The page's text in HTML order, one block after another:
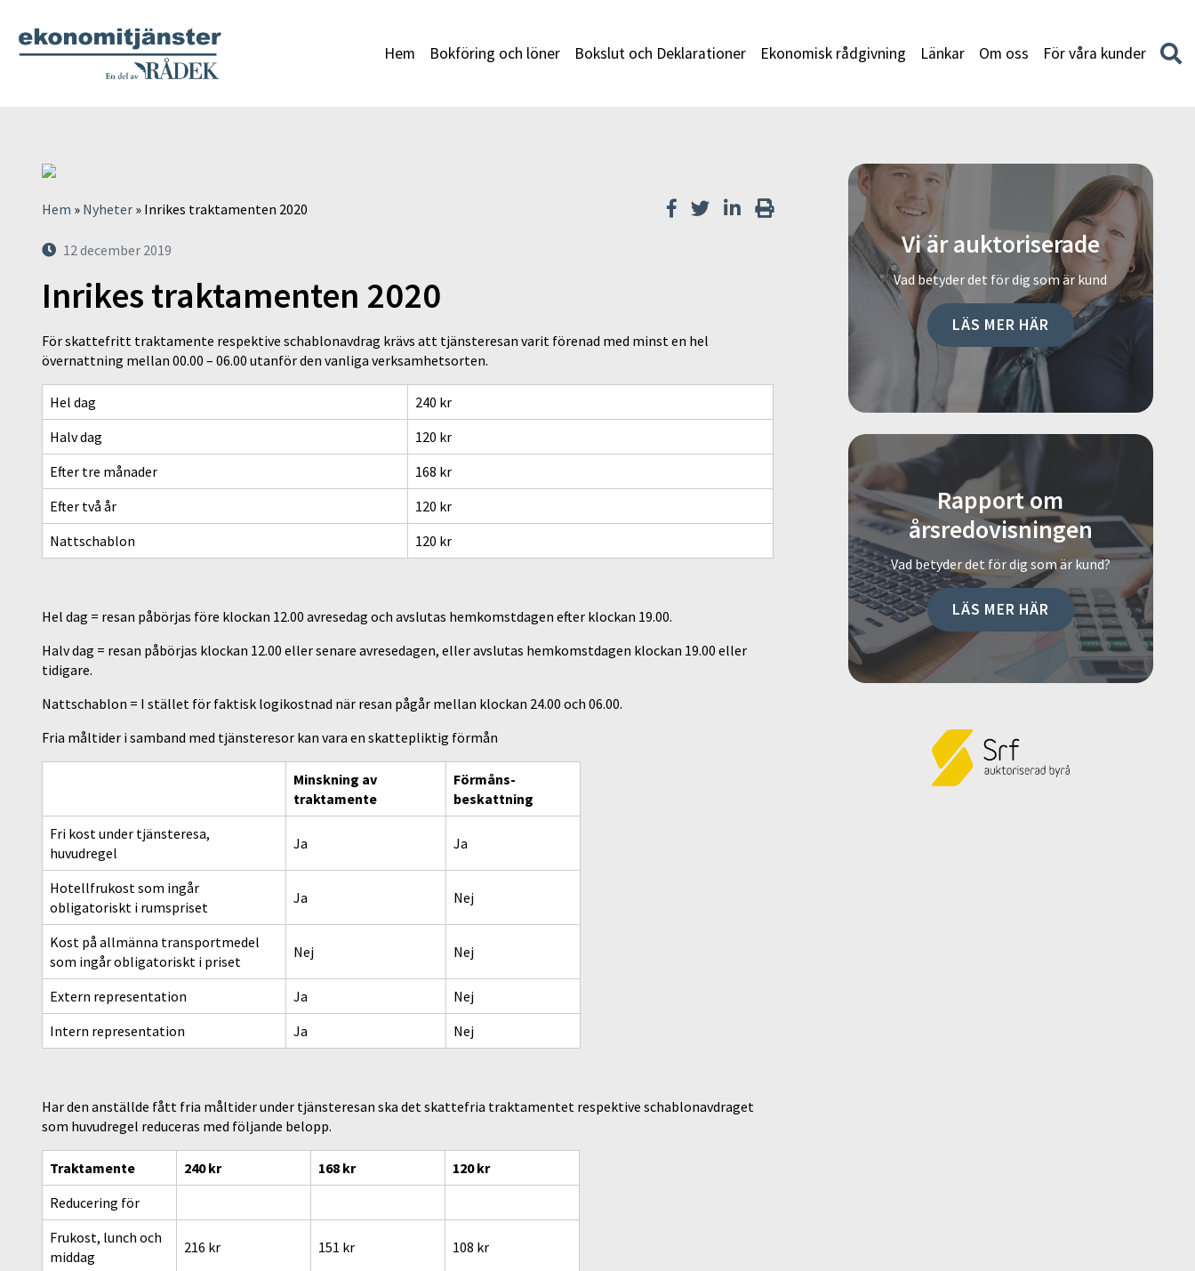
Hem Bokföring och löner Bokslut och Deklarationer Ekonomisk rådgivning Länkar Om oss För våra kunder
Hem » Nyheter » Inrikes traktamenten 2020
12 december 2019
Inrikes traktamenten 2020
För skattefritt traktamente respektive schablonavdrag krävs att tjänsteresan varit förenad med minst en hel
övernattning mellan 00.00 – 06.00 utanför den vanliga verksamhetsorten.
Hel dag
240 kr
Halv dag
120 kr
Efter tre månader
168 kr
Efter två år
120 kr
Nattschablon
120 kr
Hel dag = resan påbörjas före klockan 12.00 avresedag och avslutas hemkomstdagen efter klockan 19.00.
Halv dag = resan påbörjas klockan 12.00 eller senare avresedagen, eller avslutas hemkomstdagen klockan 19.00 eller
tidigare.
Nattschablon = I stället för faktisk logikostnad när resan pågår mellan klockan 24.00 och 06.00.
Fria måltider i samband med tjänsteresor kan vara en skattepliktig förmån
Minskning av
traktamente
Förmåns-
beskattning
Fri kost under tjänsteresa,
huvudregel
Ja Ja
Hotellfrukost som ingår
obligatoriskt i rumspriset
Ja Nej
Kost på allmänna transportmedel
som ingår obligatoriskt i priset
Nej Nej
Extern representation Ja
Nej
Intern representation
Ja Nej
Har den anställde fått fria måltider under tjänsteresan ska det skattefria traktamentet respektive schablonavdraget
som huvudregel reduceras med följande belopp.
Traktamente 240 kr 168 kr
120 kr
Reducering för
Frukost, lunch och
middag
216 kr 151 kr 108 kr
Vi är auktoriserade
Vad betyder det för dig som är kund
LÄS MER HÄR
Rapport om
årsredovisningen
Vad betyder det för dig som är kund?
LÄS MER HÄR